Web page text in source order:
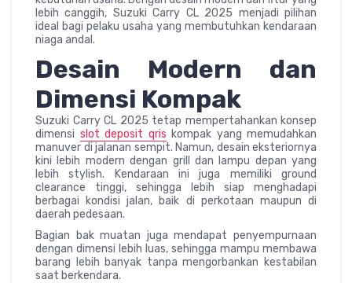
lebih canggih, Suzuki Carry CL 2025 menjadi pilihan
ideal bagi pelaku usaha yang membutuhkan kendaraan
niaga andal.
Desain Modern dan
Dimensi Kompak
Suzuki Carry CL 2025 tetap mempertahankan konsep
dimensi slot deposit qris kompak yang memudahkan
manuver di jalanan sempit. Namun, desain eksteriornya
kini lebih modern dengan grill dan lampu depan yang
lebih stylish. Kendaraan ini juga memiliki ground
clearance tinggi, sehingga lebih siap menghadapi
berbagai kondisi jalan, baik di perkotaan maupun di
daerah pedesaan.
Bagian bak muatan juga mendapat penyempurnaan
dengan dimensi lebih luas, sehingga mampu membawa
barang lebih banyak tanpa mengorbankan kestabilan
saat berkendara.